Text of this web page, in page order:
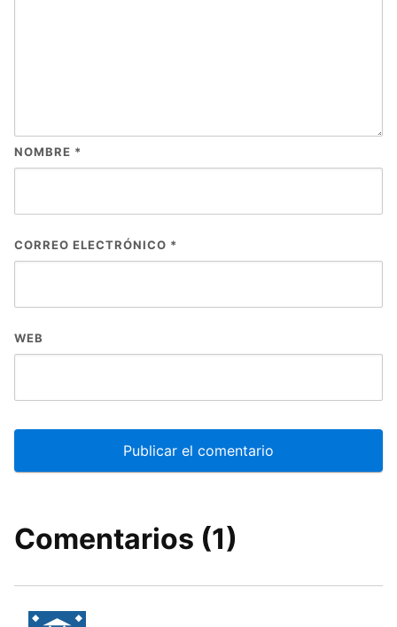
NOMBRE *
CORREO ELECTRÓNICO *
WEB
Comentarios (1)